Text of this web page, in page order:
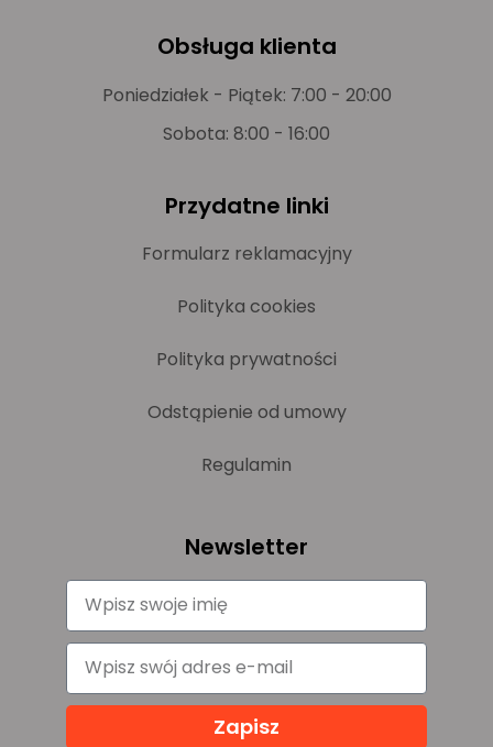
Obsługa klienta
Poniedziałek - Piątek: 7:00 - 20:00
Sobota: 8:00 - 16:00
Przydatne linki
Formularz reklamacyjny
Polityka cookies
Polityka prywatności
Odstąpienie od umowy
Regulamin
Newsletter
Zapisz